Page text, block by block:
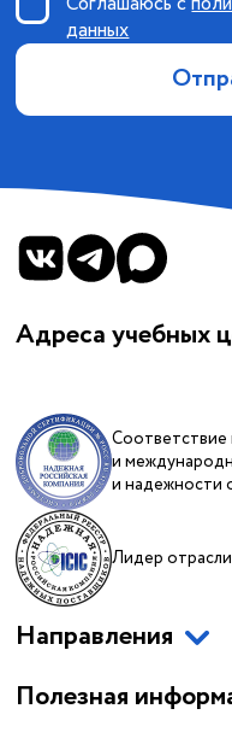
данных
Адреса учебных
и
и надежности
Лидер
Направления
Полезная